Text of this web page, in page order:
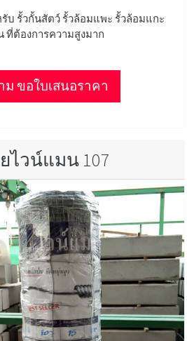
รับ รั้วกั้นสัตว์ รั้วล้อมแพะ รั้วล้อมแกะ
ที่ต้องการความสูงมาก
ม ขอใบเสนอราคา
ไวน์แมน 107